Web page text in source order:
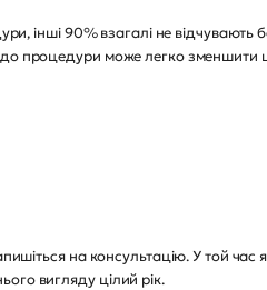
інші 90% взагалі не
до процедури може легко зменшити
на консультацію. У той
вигляду цілий рік.